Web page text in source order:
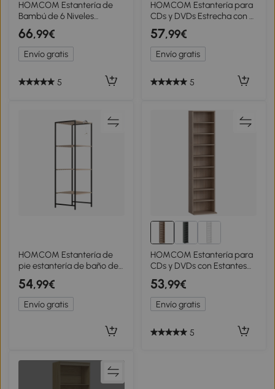
HOMCOM Estantería de
Bambú de 6 Niveles
Librería para Espacios
Pequeños Baño Sala de
Estar y Cocina Natural
66,99€
Envío gratis
5
HOMCOM Estantería para
CDs y DVDs Estrecha con 8
Compartimentos Estantes
Ajustables 58x24x126,3 cm
Madera Natural
57,99€
Envío gratis
5
HOMCOM Estantería de
pie estantería de baño de
bambú y acero, con 4
baldas, estantería de 4
niveles, 36,5 x 33 x 110 cm,
Natural
54,99€
Envío gratis
HOMCOM Estantería para
CDs y DVDs con Estantes
Ajustables Diseño Estrecho
y Antivuelco para 260 CDs
33x24x140 cm Madera
Natural
53,99€
Envío gratis
5